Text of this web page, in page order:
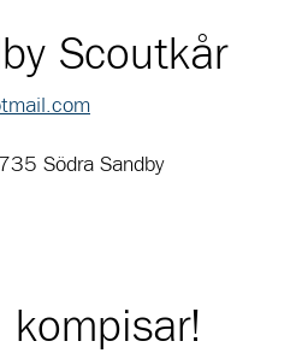
Scoutkår
Södra Sandby
kompisar!